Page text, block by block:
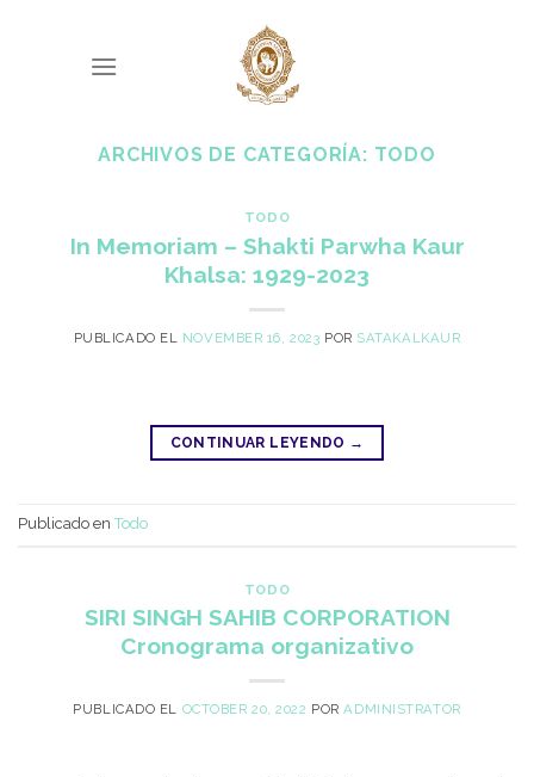
ARCHIVOS DE CATEGORÍA: TODO
TODO
In Memoriam – Shakti Parwha Kaur
Khalsa: 1929-2023
PUBLICADO EL NOVEMBER 16, 2023 POR SATAKALKAUR
CONTINUAR LEYENDO →
Publicado en Todo
TODO
SIRI SINGH SAHIB CORPORATION
Cronograma organizativo
PUBLICADO EL OCTOBER 20, 2022 PORADMINISTRATOR